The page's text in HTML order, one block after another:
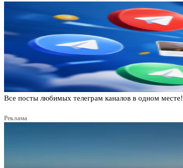
Все посты любимых телеграм каналов в одном месте!
Реклама